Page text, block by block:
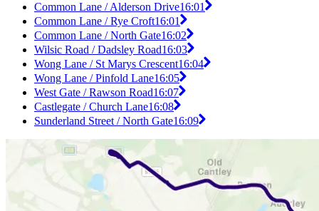
Common Lane / Alderson Drive16:01
Common Lane / Rye Croft16:01
Common Lane / North Gate16:02
Wilsic Road / Dadsley Road16:03
Wong Lane / St Marys Crescent16:04
Wong Lane / Pinfold Lane16:05
West Gate / Rawson Road16:07
Castlegate / Church Lane16:08
Sunderland Street / North Gate16:09